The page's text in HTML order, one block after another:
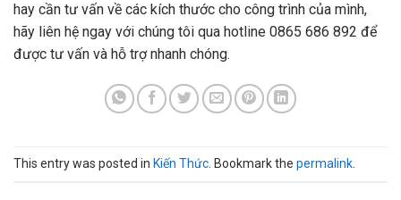
hay cần tư vấn về các kích thước cho công trình của mình,
hãy liên hệ ngay với chúng tôi qua hotline 0865 686 892 để
được tư vấn và hỗ trợ nhanh chóng.
This entry was posted in Kiến Thức. Bookmark the permalink.